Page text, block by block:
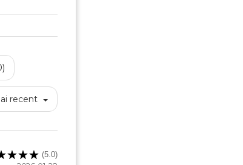
recent
(5.0)
de dorinte
Anuleaza